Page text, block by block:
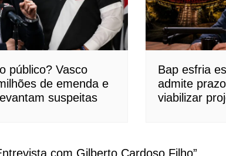
público? Vasco
de emenda e
suspeitas
Bap esfria
admite
viabilizar
com Gilberto Cardoso Filho”